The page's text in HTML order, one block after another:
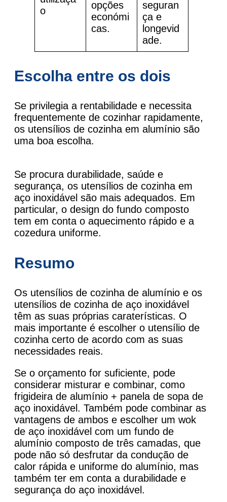
o
opções
económi
cas.
seguran
ça e
longevid
ade.
Escolha entre os dois
Se privilegia a rentabilidade e necessita
frequentemente de cozinhar rapidamente,
os utensílios de cozinha em alumínio são
uma boa escolha.
Se procura durabilidade, saúde e
segurança, os utensílios de cozinha em
aço inoxidável são mais adequados. Em
particular, o design do fundo composto
tem em conta o aquecimento rápido e a
cozedura uniforme.
Resumo
Os utensílios de cozinha de alumínio e os
utensílios de cozinha de aço inoxidável
têm as suas próprias caraterísticas. O
mais importante é escolher o utensílio de
cozinha certo de acordo com as suas
necessidades reais.
Se o orçamento for suficiente, pode
considerar misturar e combinar, como
frigideira de alumínio + panela de sopa de
aço inoxidável. Também pode combinar as
vantagens de ambos e escolher um wok
de aço inoxidável com um fundo de
alumínio composto de três camadas, que
pode não só desfrutar da condução de
calor rápida e uniforme do alumínio, mas
também ter em conta a durabilidade e
segurança do aço inoxidável.